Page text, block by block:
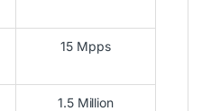
15 Mpps
1.5 Million